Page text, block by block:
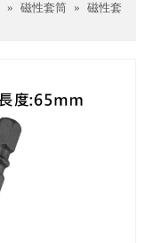
» 磁性套筒 » 磁性套